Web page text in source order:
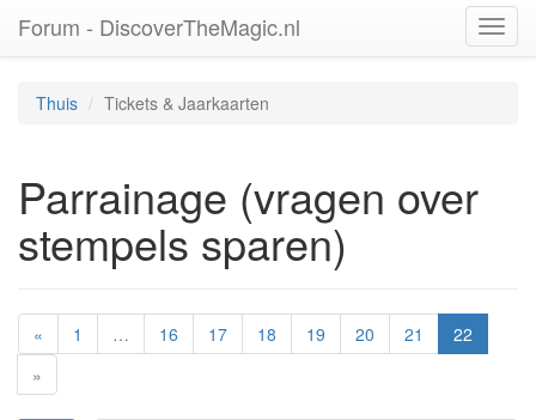
Forum - DiscoverTheMagic.nl
Thuis Tickets & Jaarkaarten
Parrainage (vragen over
stempels sparen)
« 1 … 16 17 18 19 20 21
22
»